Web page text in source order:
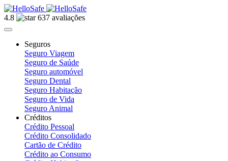
4.8 637 avaliações
Seguros
Seguro Viagem
Seguro de Saúde
Seguro automóvel
Seguro Dental
Seguro Habitação
Seguro de Vida
Seguro Animal
Créditos
Crédito Pessoal
Crédito Consolidado
Cartão de Crédito
Crédito ao Consumo